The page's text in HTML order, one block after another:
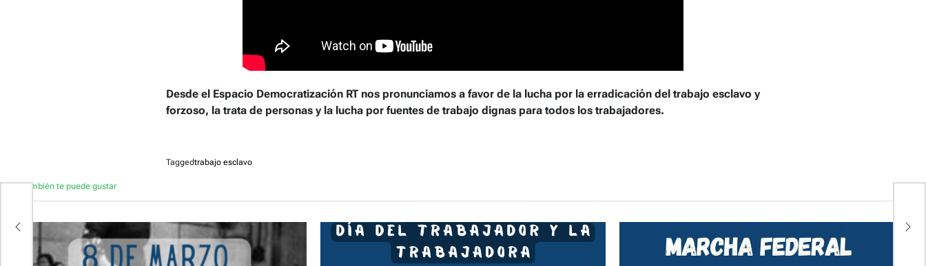
Desde el Espacio Democratización RT nos pronunciamos a favor de la lucha por la erradicación del trabajo esclavo y
forzoso, la trata de personas y la lucha por fuentes de trabajo dignas para todos los trabajadores.
Taggedtrabajo esclavo
También te puede gustar